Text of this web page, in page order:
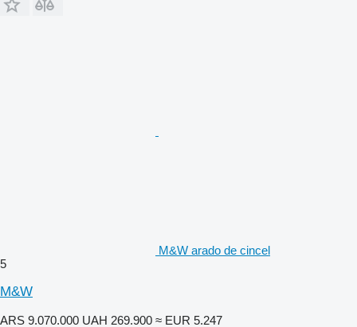
M&W arado de cincel
5
M&W
ARS 9.070.000 UAH 269.900 ≈ EUR 5.247